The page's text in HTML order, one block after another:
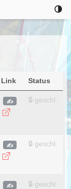
🌗
Link Status
✍ 🔒 geschl.
✍ 🔒 geschl.
✍ 🔒 geschl.